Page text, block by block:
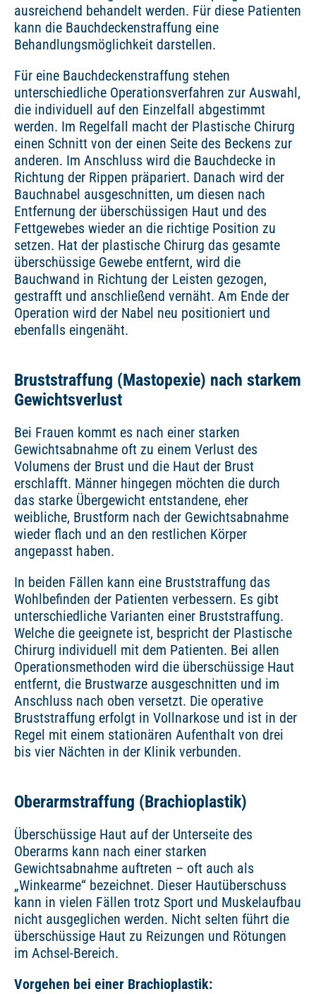
ausreichend behandelt werden. Für diese Patienten
kann die Bauchdeckenstraffung eine
Behandlungsmöglichkeit darstellen.
Für eine Bauchdeckenstraffung stehen
unterschiedliche Operationsverfahren zur Auswahl,
die individuell auf den Einzelfall abgestimmt
werden. Im Regelfall macht der Plastische Chirurg
einen Schnitt von der einen Seite des Beckens zur
anderen. Im Anschluss wird die Bauchdecke in
Richtung der Rippen präpariert. Danach wird der
Bauchnabel ausgeschnitten, um diesen nach
Entfernung der überschüssigen Haut und des
Fettgewebes wieder an die richtige Position zu
setzen. Hat der plastische Chirurg das gesamte
überschüssige Gewebe entfernt, wird die
Bauchwand in Richtung der Leisten gezogen,
gestrafft und anschließend vernäht. Am Ende der
Operation wird der Nabel neu positioniert und
ebenfalls eingenäht.
Bruststraffung (Mastopexie) nach starkem
Gewichtsverlust
Bei Frauen kommt es nach einer starken
Gewichtsabnahme oft zu einem Verlust des
Volumens der Brust und die Haut der Brust
erschlafft. Männer hingegen möchten die durch
das starke Übergewicht entstandene, eher
weibliche, Brustform nach der Gewichtsabnahme
wieder flach und an den restlichen Körper
angepasst haben.
In beiden Fällen kann eine Bruststraffung das
Wohlbefinden der Patienten verbessern. Es gibt
unterschiedliche Varianten einer Bruststraffung.
Welche die geeignete ist, bespricht der Plastische
Chirurg individuell mit dem Patienten. Bei allen
Operationsmethoden wird die überschüssige Haut
entfernt, die Brustwarze ausgeschnitten und im
Anschluss nach oben versetzt. Die operative
Bruststraffung erfolgt in Vollnarkose und ist in der
Regel mit einem stationären Aufenthalt von drei
bis vier Nächten in der Klinik verbunden.
Oberarmstraffung (Brachioplastik)
Überschüssige Haut auf der Unterseite des
Oberarms kann nach einer starken
Gewichtsabnahme auftreten – oft auch als
„Winkearme“ bezeichnet. Dieser Hautüberschuss
kann in vielen Fällen trotz Sport und Muskelaufbau
nicht ausgeglichen werden. Nicht selten führt die
überschüssige Haut zu Reizungen und Rötungen
im Achsel-Bereich.
Vorgehen bei einer Brachioplastik: